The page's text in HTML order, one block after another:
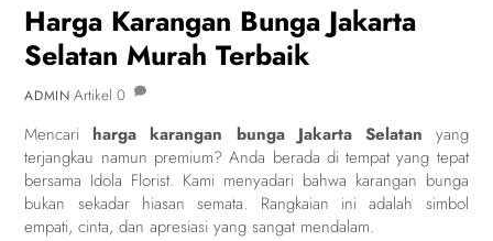
Harga Karangan Bunga Jakarta
Selatan Murah Terbaik
ADMIN Artikel 0
Mencari harga karangan bunga Jakarta Selatan yang
terjangkau namun premium? Anda berada di tempat yang tepat
bersama Idola Florist. Kami menyadari bahwa karangan bunga
bukan sekadar hiasan semata. Rangkaian ini adalah simbol
empati, cinta, dan apresiasi yang sangat mendalam.